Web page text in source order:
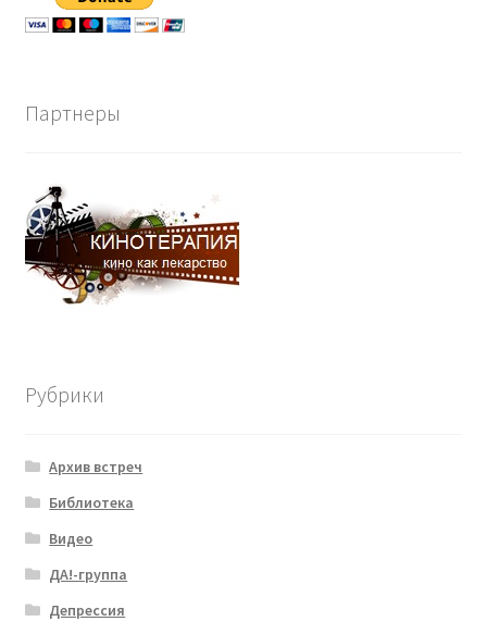
Партнеры
Рубрики
Архив встреч
Библиотека
Видео
ДА!-группа
Депрессия